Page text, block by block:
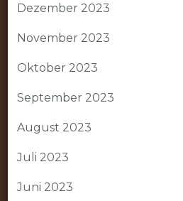
Dezember 2023
November 2023
Oktober 2023
September 2023
August 2023
Juli 2023
Juni 2023